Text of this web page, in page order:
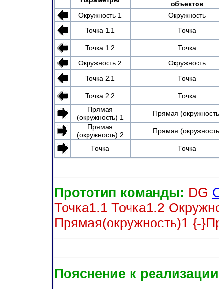
объектов
Окружность 1
Окружность
Точка 1.1
Точка
Точка 1.2
Точка
Окружность 2
Окружность
Точка 2.1
Точка
Точка 2.2
Точка
Прямая
(окружность) 1
Прямая
Прямая
(окружность) 2
Прямая
Точка Точка
Прототип команды: DG
Точка1.1 Точка1.2
Прямая(окружность)1 {-
Пояснение к